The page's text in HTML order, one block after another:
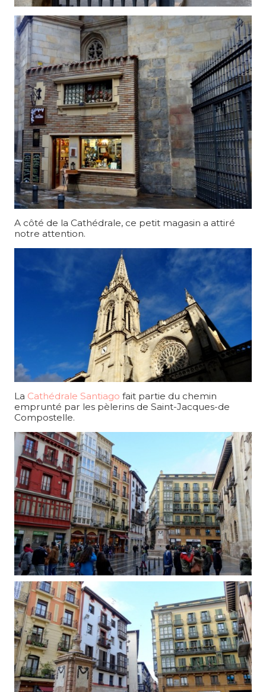
A côté de la Cathédrale, ce petit magasin a attiré
notre attention.
La Cathédrale Santiago fait partie du chemin
emprunté par les pèlerins de Saint-Jacques-de
Compostelle.